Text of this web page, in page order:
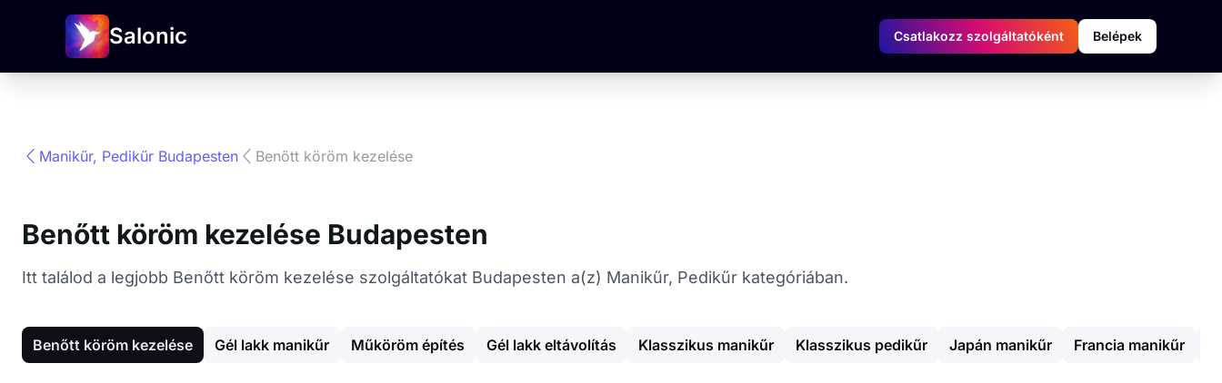
Salonic Csatlakozz szolgáltatóként Belépek
Manikűr, Pedikűr Budapesten Benőtt köröm kezelése
Benőtt köröm kezelése Budapesten
Itt találod a legjobb Benőtt köröm kezelése szolgáltatókat Budapesten a(z) Manikűr, Pedikűr kategóriában.
Benőtt köröm kezelése Gél lakk manikűr Műköröm építés Gél lakk eltávolítás Klasszikus manikűr Klasszikus pedikűr Japán manikűr Francia manikűr